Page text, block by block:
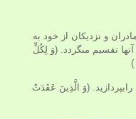
و نزديكان از خود به
تقسيم مى‏گردد. (وَ لِكُلٍّ
)
(وَ الَّذِينَ عَقَدَتْ